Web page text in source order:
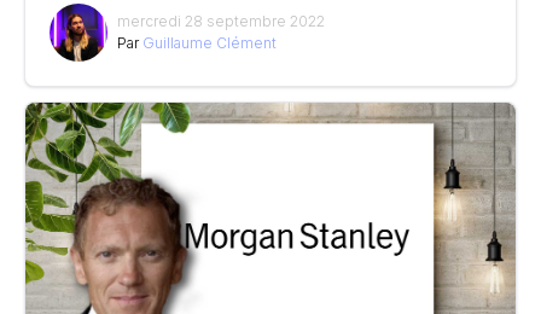
mercredi 28 septembre 2022
Par Guillaume Clément